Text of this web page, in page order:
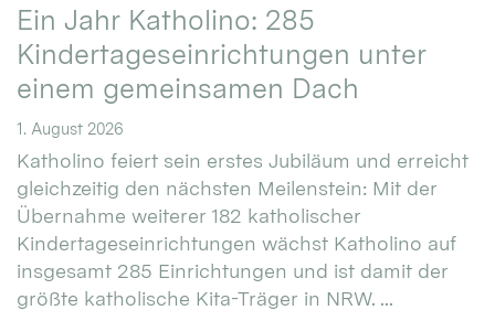
Ein Jahr Katholino: 285
Kindertageseinrichtungen unter
einem gemeinsamen Dach
1. August 2026
Katholino feiert sein erstes Jubiläum und erreicht
gleichzeitig den nächsten Meilenstein: Mit der
Übernahme weiterer 182 katholischer
Kindertageseinrichtungen wächst Katholino auf
insgesamt 285 Einrichtungen und ist damit der
größte katholische Kita-Träger in NRW. ...